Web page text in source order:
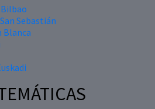
Bilbao
Sebastián
Blanca